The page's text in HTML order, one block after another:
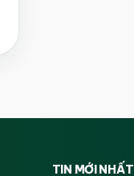
TIN MỚI NHẤT